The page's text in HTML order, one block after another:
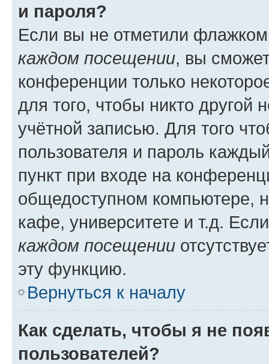
и пароля?
Если вы не отметили
каждом посещении, вы
конференции только
для того, чтобы никто другой
учётной записью. Для того
пользователя и пароль
пункт при входе на
общедоступном компьютере,
кафе, университете и т.д.
каждом посещении
эту функцию.
Вернуться к началу
Как сделать, чтобы я не
пользователей?